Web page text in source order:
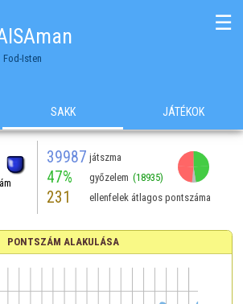
Fod-Isten
☰
SAKK JÁTÉKOK
39987 játszma
47% győzelem (18935)
231 ellenfelek átlagos pontszáma
PONTSZÁM ALAKULÁSA